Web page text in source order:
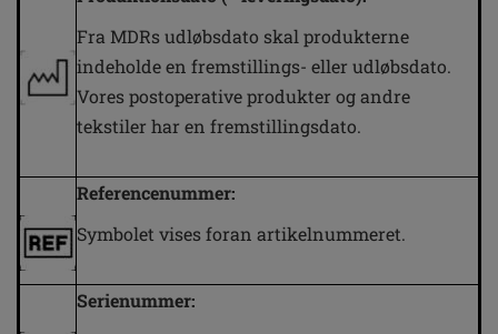
Fra MDRs udløbsdato skal produkterne
indeholde en fremstillings- eller udløbsdato.
Vores postoperative produkter og andre
tekstiler har en fremstillingsdato.
Referencenummer:
Symbolet vises foran artikelnummeret.
Serienummer: